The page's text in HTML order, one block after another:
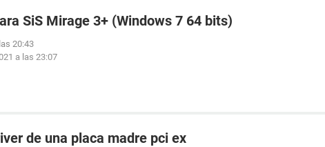
SiS Mirage 3+ (Windows 7 64 bits)
20:43
a las 23:07
de una placa madre pci ex